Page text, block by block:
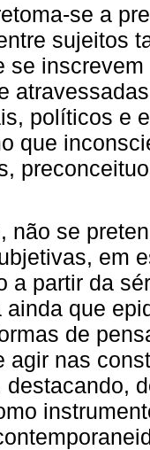
se a
sujeitos
se
políticos e
que
não se
em
a partir da
ainda que
de
agir nas